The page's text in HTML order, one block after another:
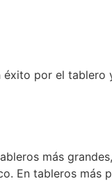
éxito por el tablero
más
En tableros más